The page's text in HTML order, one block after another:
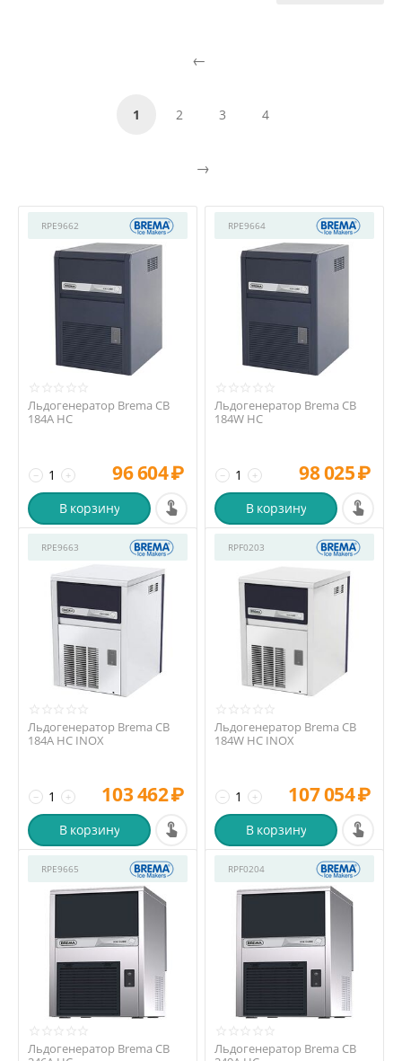
1 2 3 4
RPE9662
Льдогенератор Brema CB
184A HC
+
− 96 604₽
В корзину
RPE9664
Льдогенератор Brema CB
184W HC
+
− 98 025₽
В корзину
RPE9663
Льдогенератор Brema CB
184A HC INOX
+
− 103 462₽
В корзину
RPF0203
Льдогенератор Brema CB
184W HC INOX
+
− 107 054₽
В корзину
RPE9665
Льдогенератор Brema CB
RPF0204
Льдогенератор Brema CB